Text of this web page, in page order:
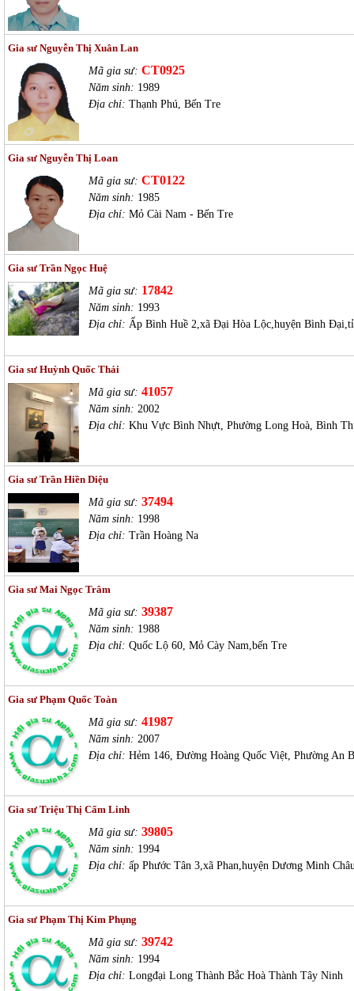
Gia sư Nguyễn Thị Xuân Lan
Mã gia sư: CT0925
Năm sinh: 1989
Địa chỉ: Thạnh Phú, Bến Tre
Gia sư Nguyễn Thị Loan
Mã gia sư: CT0122
Năm sinh: 1985
Địa chỉ: Mỏ Cài Nam - Bến Tre
Gia sư Trần Ngọc Huệ
Mã gia sư: 17842
Năm sinh: 1993
Địa chỉ: Ấp Bình Huề 2,xã Đại Hòa Lộc,huyện Bình
Gia sư Huỳnh Quốc Thái
Mã gia sư: 41057
Năm sinh: 2002
Địa chỉ: Khu Vực Bình Nhựt, Phường Long Hoà, Bình
Gia sư Trần Hiền Diệu
Mã gia sư: 37494
Năm sinh: 1998
Địa chỉ: Trần Hoàng Na
Gia sư Mai Ngọc Trâm
Mã gia sư: 39387
Năm sinh: 1988
Địa chỉ: Quốc Lộ 60, Mỏ Cày Nam,bến Tre
Gia sư Phạm Quốc Toàn
Mã gia sư: 41987
Năm sinh: 2007
Địa chỉ: Hẻm 146, Đường Hoàng Quốc Việt, Phường An
Gia sư Triệu Thị Cẩm Linh
Mã gia sư: 39805
Năm sinh: 1994
Địa chỉ: ấp Phước Tân 3,xã Phan,huyện Dương Minh
Gia sư Phạm Thị Kim Phụng
Mã gia sư: 39742
Năm sinh: 1994
Địa chỉ: Longđại Long Thành Bắc Hoà Thành Tây Ninh